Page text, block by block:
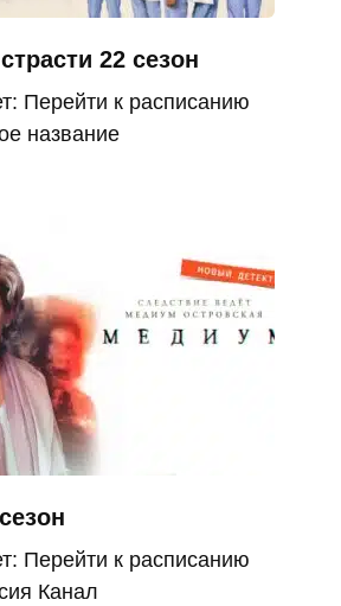
22 сезон
Перейти к расписанию
название
Перейти к расписанию
Канал